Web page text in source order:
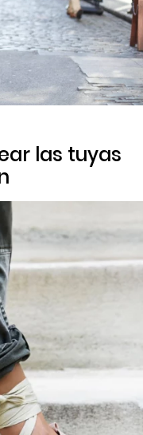
las tuyas